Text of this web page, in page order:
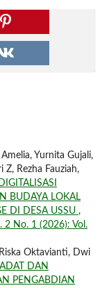
Yurnita Gujali,
Z, Rezha Fauziah,
DIGITALISASI
BUDAYA LOKAL
DI DESA USSU ,
2 No. 1 (2026): Vol.
Oktavianti, Dwi
DAN
PENGABDIAN